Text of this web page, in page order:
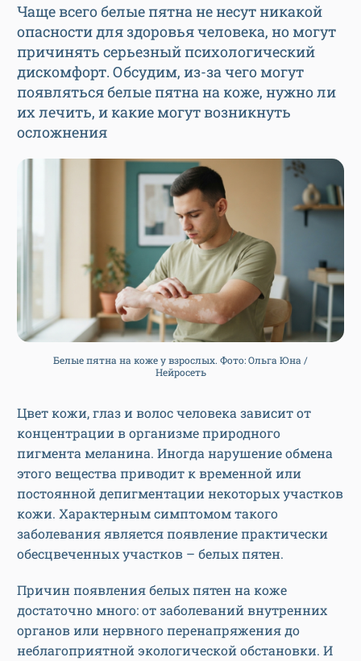
Чаще всего белые пятна не несут никакой
опасности для здоровья человека, но могут
причинять серьезный психологический
дискомфорт. Обсудим, из-за чего могут
появляться белые пятна на коже, нужно ли
их лечить, и какие могут возникнуть
осложнения
Белые пятна на коже у взрослых. Фото: Ольга Юна /
Нейросеть
Цвет кожи, глаз и волос человека зависит от
концентрации в организме природного
пигмента меланина. Иногда нарушение обмена
этого вещества приводит к временной или
постоянной депигментации некоторых участков
кожи. Характерным симптомом такого
заболевания является появление практически
обесцвеченных участков – белых пятен.
Причин появления белых пятен на коже
достаточно много: от заболеваний внутренних
органов или нервного перенапряжения до
неблагоприятной экологической обстановки. И